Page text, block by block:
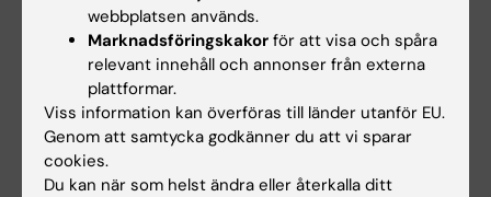
Cecilia Fridén
Anknuten till Forskning
E-post:
cecilia.friden@ki.se
webbplatsen används.
Marknadsföringskakor för att visa och spåra
relevant innehåll och annonser från externa
plattformar.
Viss information kan överföras till länder utanför EU.
Genom att samtycka godkänner du att vi sparar
cookies.
Du kan när som helst ändra eller återkalla ditt